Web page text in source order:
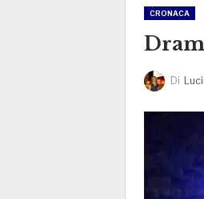
CRONACA
Di